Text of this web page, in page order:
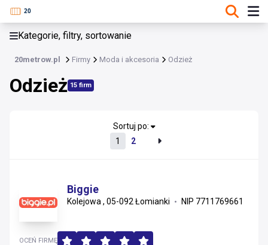
Kategorie, filtry, sortowanie
20metrow.pl Firmy Moda i akcesoria Odzież
Odzież 15 firm
Moda i akcesoria
Obuwie, torby i galanteria
Sortuj po:
1
2
Biggie
Kolejowa , 05-092 Łomianki NIP 7711769661
OCEŃ FIRMĘ